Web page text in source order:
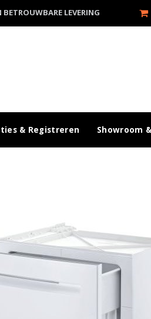
BETROUWBARE LEVERING
& Registreren Showroom